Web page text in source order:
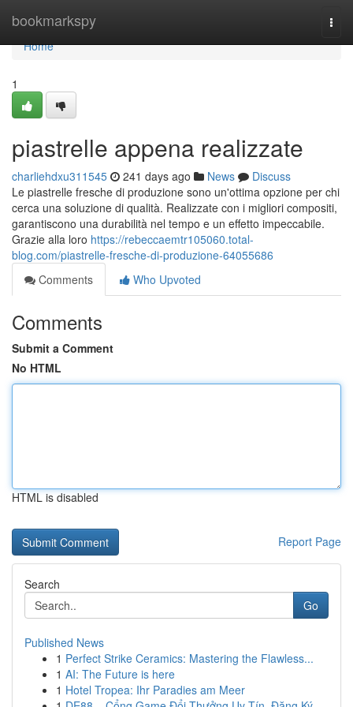
bookmarkspy
Home
Home
1
piastrelle appena realizzate
charliehdxu311545 241 days ago News
Discuss
Le piastrelle fresche di produzione sono un'ottima opzione per chi
cerca una soluzione di qualità. Realizzate con i migliori compositi,
garantiscono una durabilità nel tempo e un effetto impeccabile.
Grazie alla loro https://rebeccaemtr105060.total-
blog.com/piastrelle-fresche-di-produzione-64055686
Comments
Who Upvoted
Comments
Submit a Comment
No HTML
HTML is disabled
Report Page
Search
Go
Published News
1 Perfect Strike Ceramics: Mastering the Flawless...
1 AI: The Future is here
1 Hotel Tropea: Ihr Paradies am Meer